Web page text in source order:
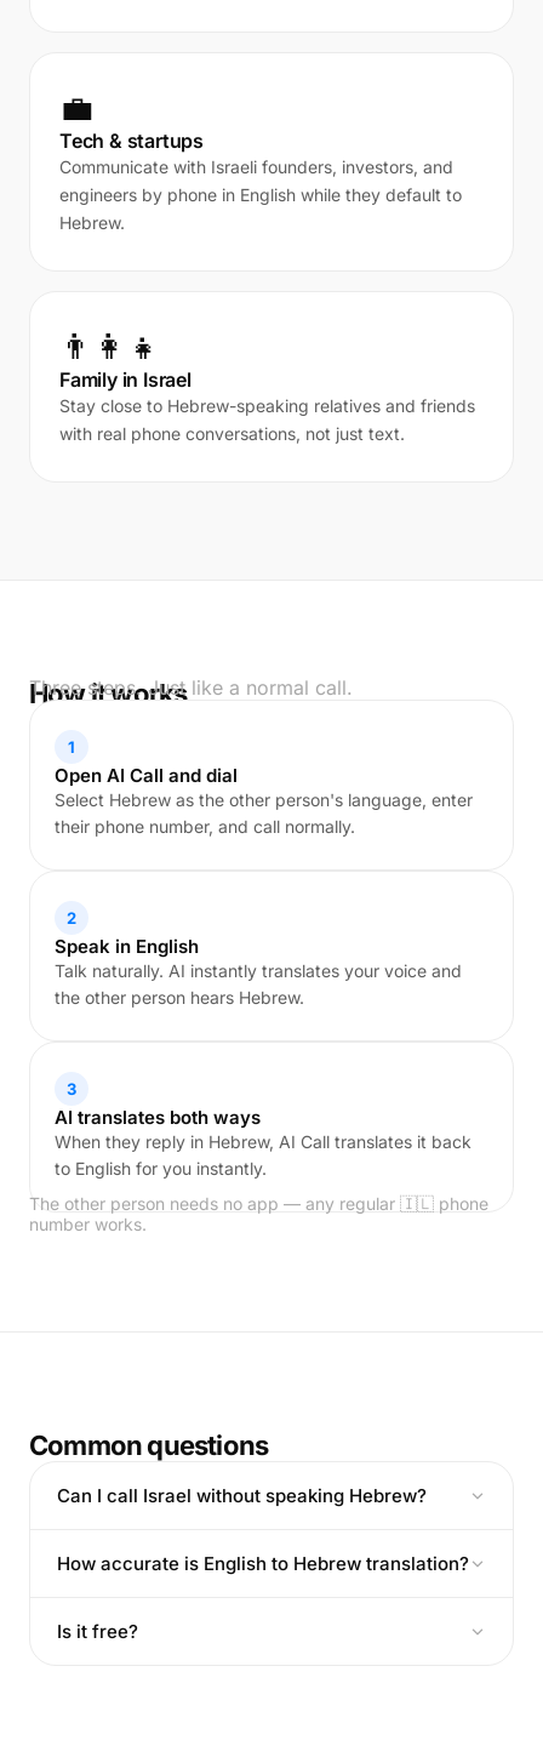
💼
Tech & startups
Communicate with Israeli founders, investors, and
engineers by phone in English while they default to
Hebrew.
👨‍👩‍👧
Family in Israel
Stay close to Hebrew-speaking relatives and friends
with real phone conversations, not just text.
How it works
Three steps. Just like a normal call.
1
Open AI Call and dial
Select Hebrew as the other person's language, enter
their phone number, and call normally.
2
Speak in English
Talk naturally. AI instantly translates your voice and
the other person hears Hebrew.
3
AI translates both ways
When they reply in Hebrew, AI Call translates it back
to English for you instantly.
The other person needs no app — any regular 🇮🇱 phone
number works.
Common questions
Can I call Israel without speaking Hebrew?
How accurate is English to Hebrew translation?
Is it free?